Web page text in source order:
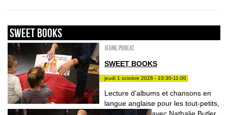
sweet books
Jeune public
SWEET BOOKS
jeudi 1 octobre 2026 - 10:30-11:00
Lecture d’albums et chansons en
langue anglaise pour les tout-petits,